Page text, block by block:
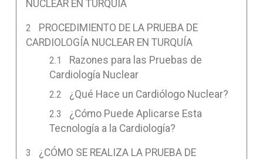
NUCLEAR EN TURQUÍA
PROCEDIMIENTO DE LA PRUEBA DE
CARDIOLOGÍA NUCLEAR EN TURQUÍA
Razones para las Pruebas de
Cardiología Nuclear
¿Qué Hace un Cardiólogo Nuclear?
¿Cómo Puede Aplicarse Esta
Tecnología a la Cardiología?
¿CÓMO SE REALIZA LA PRUEBA DE